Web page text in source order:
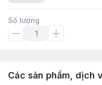
Số lượng
Các sản phẩm, dịch